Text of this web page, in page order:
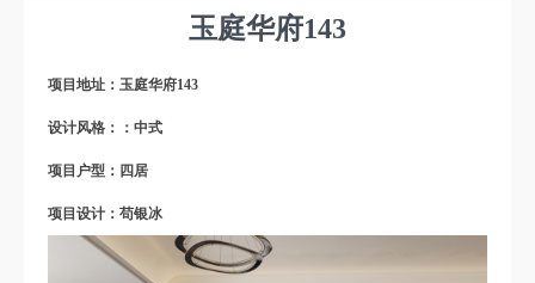
玉庭华府143
项目地址：玉庭华府143
设计风格：：中式
项目户型：四居
项目设计：苟银冰